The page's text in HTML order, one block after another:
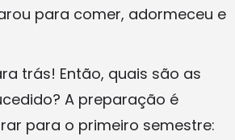
para comer, adormeceu e
trás! Então, quais são as
A preparação é
para o primeiro semestre: